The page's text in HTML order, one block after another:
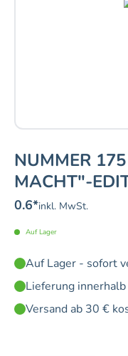
NUMMER
MACHT"-
0.6*inkl. MwSt.
Auf Lager
Auf Lager - sofort
Lieferung
Versand ab 30 €